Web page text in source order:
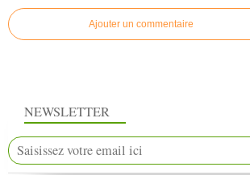
Ajouter un commentaire
NEWSLETTER